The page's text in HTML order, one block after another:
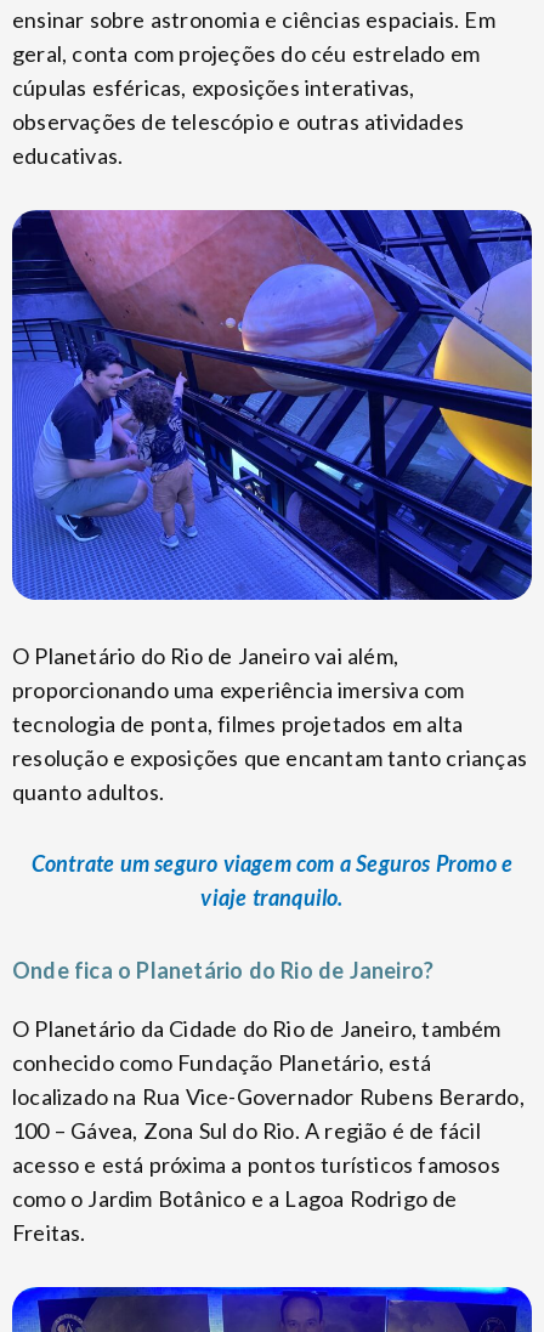
ensinar sobre astronomia e ciências espaciais. Em
geral, conta com projeções do céu estrelado em
cúpulas esféricas, exposições interativas,
observações de telescópio e outras atividades
educativas.
O Planetário do Rio de Janeiro vai além,
proporcionando uma experiência imersiva com
tecnologia de ponta, filmes projetados em alta
resolução e exposições que encantam tanto crianças
quanto adultos.
Contrate um seguro viagem com a Seguros Promo e
viaje tranquilo.
Onde fica o Planetário do Rio de Janeiro?
O Planetário da Cidade do Rio de Janeiro, também
conhecido como Fundação Planetário, está
localizado na Rua Vice-Governador Rubens Berardo,
100 – Gávea, Zona Sul do Rio. A região é de fácil
acesso e está próxima a pontos turísticos famosos
como o Jardim Botânico e a Lagoa Rodrigo de
Freitas.